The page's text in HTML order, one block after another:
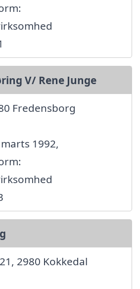
V/ Rene Junge
Fredensborg
1992,
2980 Kokkedal